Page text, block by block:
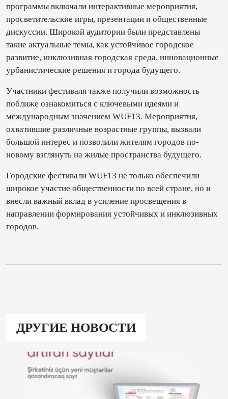
программы включали интерактивные мероприятия,
просветительские игры, презентации и общественные
дискуссии. Широкой аудитории были представлены
такие актуальные темы, как устойчивое городское
развитие, инклюзивная городская среда, инновационные
урбанистические решения и города будущего.
Участники фестиваля также получили возможность
поближе ознакомиться с ключевыми идеями и
международным значением WUF13. Мероприятия,
охватившие различные возрастные группы, вызвали
большой интерес и позволили жителям городов по-
новому взглянуть на жилые пространства будущего.
Городские фестивали WUF13 не только обеспечили
широкое участие общественности по всей стране, но и
внесли важный вклад в усиление просвещения в
направлении формирования устойчивых и инклюзивных
городов.
ДРУГИЕ НОВОСТИ